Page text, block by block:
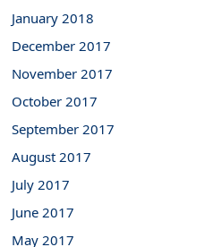
January 2018
December 2017
November 2017
October 2017
September 2017
August 2017
July 2017
June 2017
May 2017